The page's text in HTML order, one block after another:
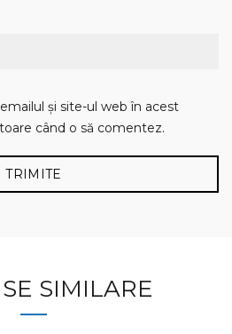
și site-ul web în acest
când o să comentez.
SIMILARE